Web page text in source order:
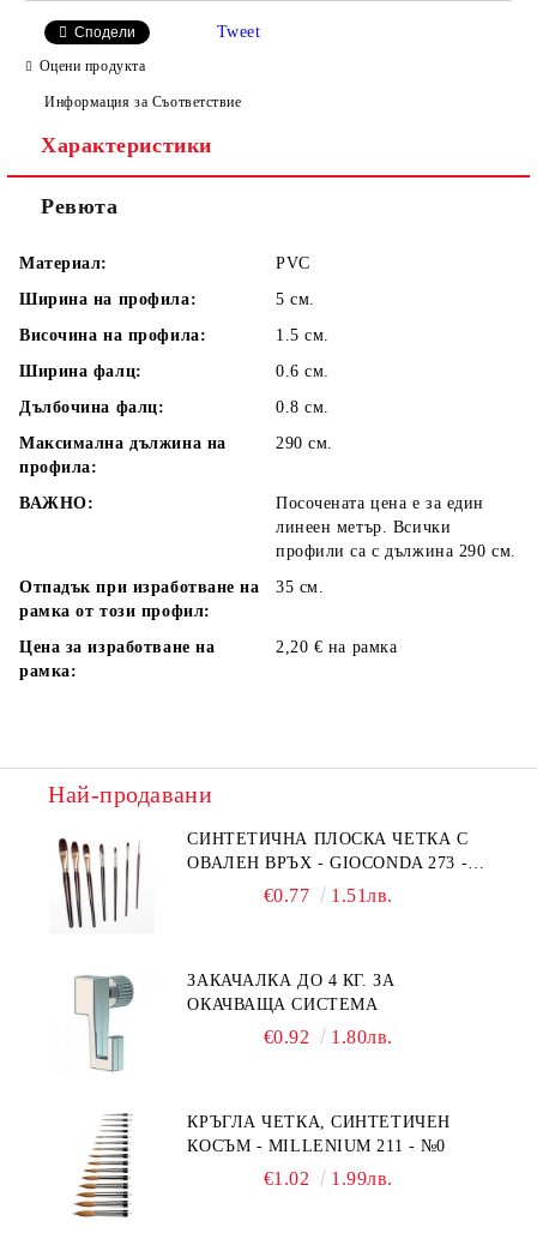
Сподели Tweet
Оцени продукта
Информация за Съответствие
Характеристики
Ревюта
Материал:
PVC
Ширина на профила:
5 см.
Височина на профила:
1.5 см.
Ширина фалц:
0.6 см.
Дълбочина фалц:
0.8 см.
Максимална дължина на
профила:
290 см.
ВАЖНО:
Посочената цена е за един
линеен метър. Всички
профили са с дължина 290 см.
Отпадък при изработване на
рамка от този профил:
35 см.
Цена за изработване на
рамка:
2,20 € на рамка
Най-продавани
СИНТЕТИЧНА ПЛОСКА ЧЕТКА С
ОВАЛЕН ВРЪХ - GIOCONDA 273 -
€0.77 1.51лв.
ЗАКАЧАЛКА ДО 4 КГ. ЗА
ОКАЧВАЩА СИСТЕМА
€0.92 1.80лв.
КРЪГЛА ЧЕТКА, СИНТЕТИЧЕН
КОСЪМ - MILLENIUM 211 - №0
€1.02 1.99лв.